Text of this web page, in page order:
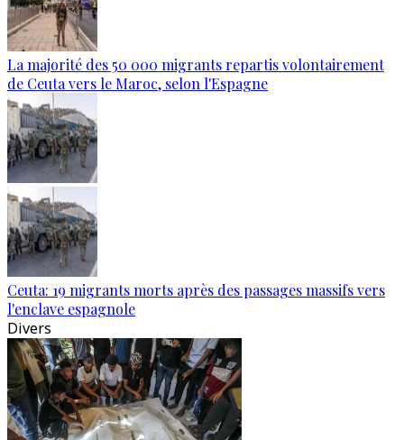
La majorité des 50 000 migrants repartis volontairement
de Ceuta vers le Maroc, selon l'Espagne
Ceuta: 19 migrants morts après des passages massifs vers
l'enclave espagnole
Divers